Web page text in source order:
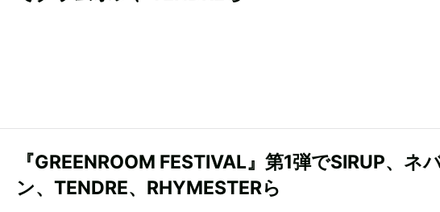
『GREENROOM FESTIVAL』第1弾でSIRUP、ネ
ン、TENDRE、RHYMESTERら